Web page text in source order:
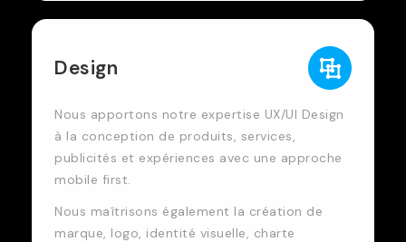
Design
Nous apportons notre expertise UX/UI Design
à la conception de produits, services,
publicités et expériences avec une approche
mobile first.
Nous maîtrisons également la création de
marque, logo, identité visuelle, charte